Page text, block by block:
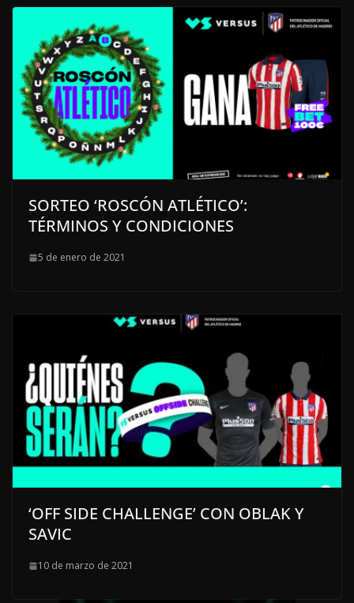
SORTEO ‘ROSCÓN ATLÉTICO’:
TÉRMINOS Y CONDICIONES
5 de enero de 2021
‘OFF SIDE CHALLENGE’ CON OBLAK Y
SAVIC
10 de marzo de 2021